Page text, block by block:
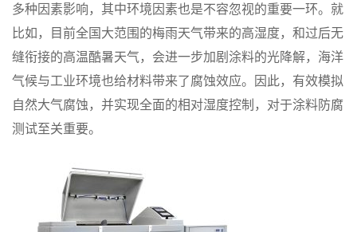
多种因素影响，其中环境因素也是不容忽视的重要一环。就
比如，目前全国大范围的梅雨天气带来的高湿度，和过后无
缝衔接的高温酷暑天气，会进一步加剧涂料的光降解，海洋
气候与工业环境也给材料带来了腐蚀效应。因此，有效模拟
自然大气腐蚀，并实现全面的相对湿度控制，对于涂料防腐
测试至关重要。